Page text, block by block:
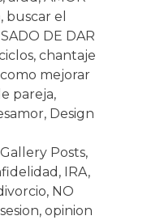
, buscar el
DE DAR
, chantaje
como mejorar
pareja,
, Design
Gallery Posts,
, IRA,
, NO
, opinion